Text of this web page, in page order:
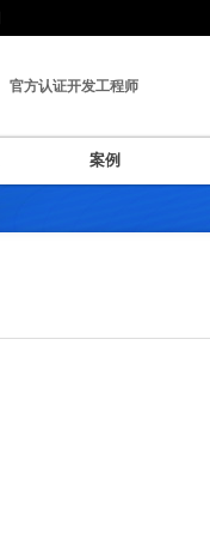
官方认证开发工程师
案例